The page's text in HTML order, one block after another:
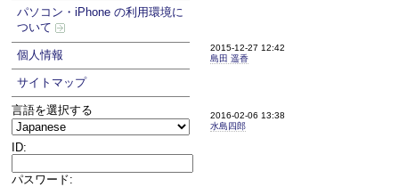
パソコン・iPhone の利用環境に
ついて
個人情報
サイトマップ
言語を選択する
ID:
パスワード:
2015-12-27 12:42
島田 遥香
2016-02-06 13:38
水島四郎